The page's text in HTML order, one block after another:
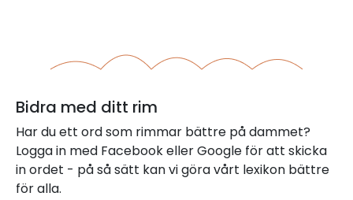
Bidra med ditt rim
Har du ett ord som rimmar bättre på dammet?
Logga in med Facebook eller Google för att skicka
in ordet - på så sätt kan vi göra vårt lexikon bättre
för alla.